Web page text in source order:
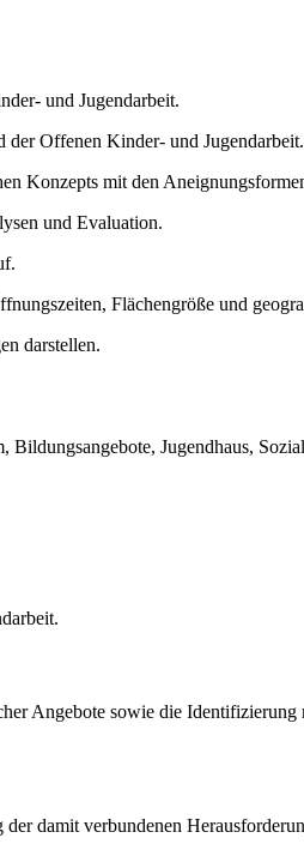
und Jugendarbeit.
der Offenen Kinder- und Jugendarbeit.
Konzepts mit den
und Evaluation.
Flächengröße und
darstellen.
Jugendhaus,
Angebote sowie die
damit verbundenen